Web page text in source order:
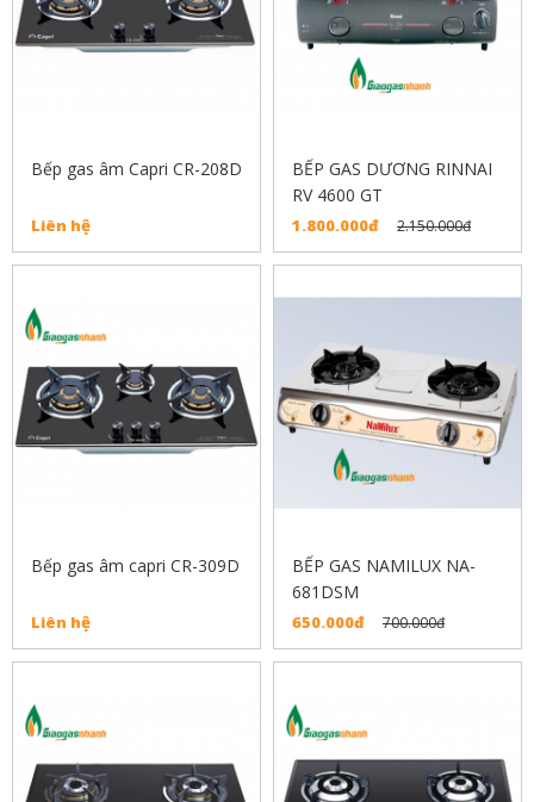
Bếp gas âm Capri CR-208D
Liên hệ
BẾP GAS DƯƠNG RINNAI
RV 4600 GT
1.800.000đ 2.150.000đ
Bếp gas âm capri CR-309D
Liên hệ
BẾP GAS NAMILUX NA-
681DSM
650.000đ 700.000đ